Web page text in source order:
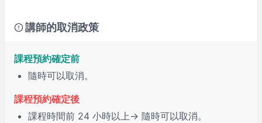
講師的取消政策
課程預約確定前
隨時可以取消。
課程預約確定後
課程時間前 24 小時以上→ 隨時可以取消。